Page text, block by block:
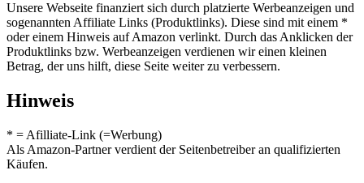
Unsere Webseite finanziert sich durch platzierte Werbeanzeigen und
sogenannten Affiliate Links (Produktlinks). Diese sind mit einem *
oder einem Hinweis auf Amazon verlinkt. Durch das Anklicken der
Produktlinks bzw. Werbeanzeigen verdienen wir einen kleinen
Betrag, der uns hilft, diese Seite weiter zu verbessern.
Hinweis
* = Afilliate-Link (=Werbung)
Als Amazon-Partner verdient der Seitenbetreiber an qualifizierten
Käufen.